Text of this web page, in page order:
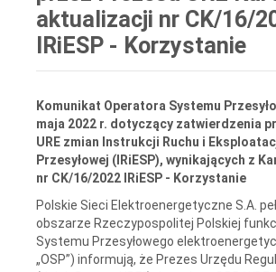
aktualizacji nr CK/16/
IRiESP - Korzystanie
Komunikat Operatora Systemu
maja 2022 r. dotyczący zatwierdzenia
URE zmian Instrukcji Ruchu i
Przesyłowej (IRiESP), wynikających z
nr CK/16/2022 IRiESP - Korzystanie
Polskie Sieci Elektroenergetyczne S.A.
obszarze Rzeczypospolitej Polskiej
Systemu Przesyłowego
„OSP”) informują, że Prezes Urzędu